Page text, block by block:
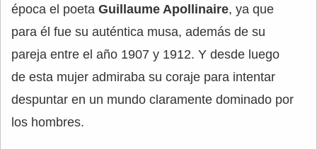
época el poeta Guillaume Apollinaire, ya que
para él fue su auténtica musa, además de su
pareja entre el año 1907 y 1912. Y desde luego
de esta mujer admiraba su coraje para intentar
despuntar en un mundo claramente dominado por
los hombres.